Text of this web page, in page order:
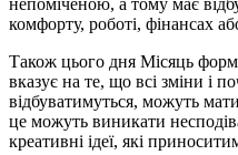
комфорту, роботі, фінансах
Також цього дня Місяць
вказує на те, що всі зміни і
відбуватимуться, можуть
це можуть виникати
креативні ідеї, які